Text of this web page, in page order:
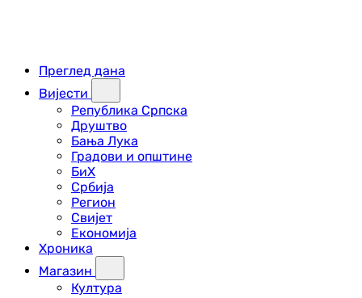
Преглед дана
Вијести
Република Српска
Друштво
Бања Лука
Градови и општине
БиХ
Србија
Регион
Свијет
Економија
Хроника
Магазин
Култура